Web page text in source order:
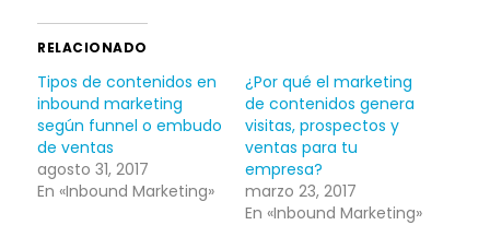
RELACIONADO
Tipos de contenidos en
inbound marketing
según funnel o embudo
de ventas
agosto 31, 2017
En «Inbound Marketing»
¿Por qué el marketing
de contenidos genera
visitas, prospectos y
ventas para tu
empresa?
marzo 23, 2017
En «Inbound Marketing»